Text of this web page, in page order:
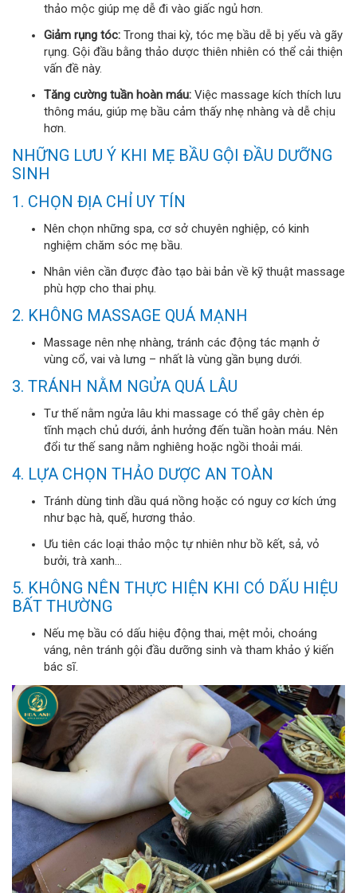
thảo mộc giúp mẹ dễ đi vào giấc ngủ hơn.
Giảm rụng tóc: Trong thai kỳ, tóc mẹ bầu dễ bị yếu và gãy
rụng. Gội đầu bằng thảo dược thiên nhiên có thể cải thiện
vấn đề này.
Tăng cường tuần hoàn máu: Việc massage kích thích lưu
thông máu, giúp mẹ bầu cảm thấy nhẹ nhàng và dễ chịu
hơn.
NHỮNG LƯU Ý KHI MẸ BẦU GỘI ĐẦU DƯỠNG
SINH
1. CHỌN ĐỊA CHỈ UY TÍN
Nên chọn những spa, cơ sở chuyên nghiệp, có kinh
nghiệm chăm sóc mẹ bầu.
Nhân viên cần được đào tạo bài bản về kỹ thuật massage
phù hợp cho thai phụ.
2. KHÔNG MASSAGE QUÁ MẠNH
Massage nên nhẹ nhàng, tránh các động tác mạnh ở
vùng cổ, vai và lưng – nhất là vùng gần bụng dưới.
3. TRÁNH NẰM NGỬA QUÁ LÂU
Tư thế nằm ngửa lâu khi massage có thể gây chèn ép
tĩnh mạch chủ dưới, ảnh hưởng đến tuần hoàn máu. Nên
đổi tư thế sang nằm nghiêng hoặc ngồi thoải mái.
4. LỰA CHỌN THẢO DƯỢC AN TOÀN
Tránh dùng tinh dầu quá nồng hoặc có nguy cơ kích ứng
như bạc hà, quế, hương thảo.
Ưu tiên các loại thảo mộc tự nhiên như bồ kết, sả, vỏ
bưởi, trà xanh...
5. KHÔNG NÊN THỰC HIỆN KHI CÓ DẤU HIỆU
BẤT THƯỜNG
Nếu mẹ bầu có dấu hiệu động thai, mệt mỏi, choáng
váng, nên tránh gội đầu dưỡng sinh và tham khảo ý kiến
bác sĩ.